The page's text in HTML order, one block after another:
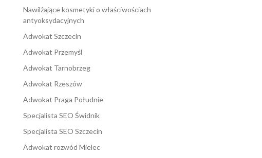
Nawilżające kosmetyki o właściwościach
antyoksydacyjnych
Adwokat Szczecin
Adwokat Przemyśl
Adwokat Tarnobrzeg
Adwokat Rzeszów
Adwokat Praga Południe
Specjalista SEO Świdnik
Specjalista SEO Szczecin
Adwokat rozwód Mielec